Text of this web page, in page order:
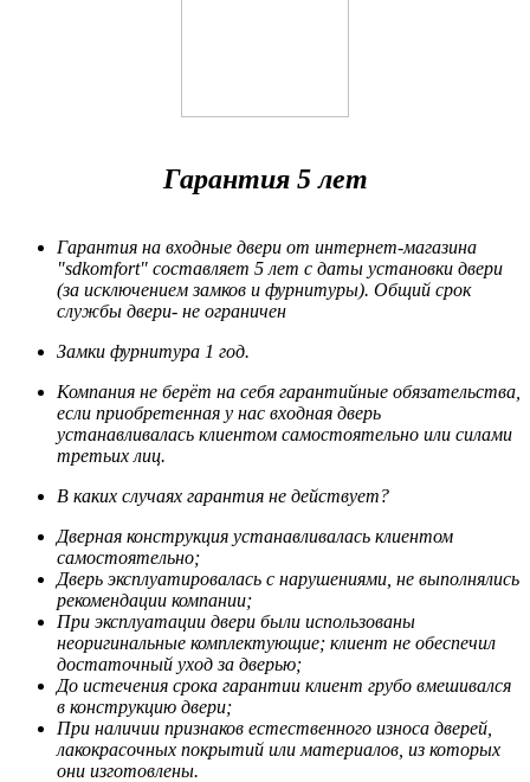
Гарантия 5 лет
Гарантия на входные двери от интернет-магазина
"sdkomfort" составляет 5 лет с даты установки двери
(за исключением замков и фурнитуры). Общий срок
службы двери- не ограничен
Замки фурнитура 1 год.
Компания не берёт на себя гарантийные обязательства,
если приобретенная у нас входная дверь
устанавливалась клиентом самостоятельно или силами
третьих лиц.
В каких случаях гарантия не действует?
Дверная конструкция устанавливалась клиентом
самостоятельно;
Дверь эксплуатировалась с нарушениями, не выполнялись
рекомендации компании;
При эксплуатации двери были использованы
неоригинальные комплектующие; клиент не обеспечил
достаточный уход за дверью;
До истечения срока гарантии клиент грубо вмешивался
в конструкцию двери;
При наличии признаков естественного износа дверей,
лакокрасочных покрытий или материалов, из которых
они изготовлены.